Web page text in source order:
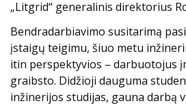
„Litgrid“ generalinis direktorius
Bendradarbiavimo susitarimą
įstaigų teigimu, šiuo metu
itin perspektyvios – darbuotojus
graibsto. Didžioji dauguma
inžinerijos studijas, gauna darbą